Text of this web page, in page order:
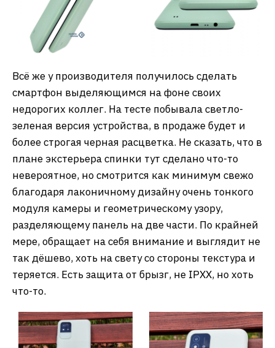
Всё же у производителя получилось сделать
смартфон выделяющимся на фоне своих
недорогих коллег. На тесте побывала светло-
зеленая версия устройства, в продаже будет и
более строгая черная расцветка. Не сказать, что в
плане экстерьера спинки тут сделано что-то
невероятное, но смотрится как минимум свежо
благодаря лаконичному дизайну очень тонкого
модуля камеры и геометрическому узору,
разделяющему панель на две части. По крайней
мере, обращает на себя внимание и выглядит не
так дёшево, хоть на свету со стороны текстура и
теряется. Есть защита от брызг, не IPXX, но хоть
что-то.